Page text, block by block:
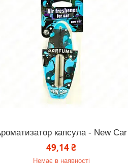
капсула - New Car
49,14 ₴
Немає в наявності